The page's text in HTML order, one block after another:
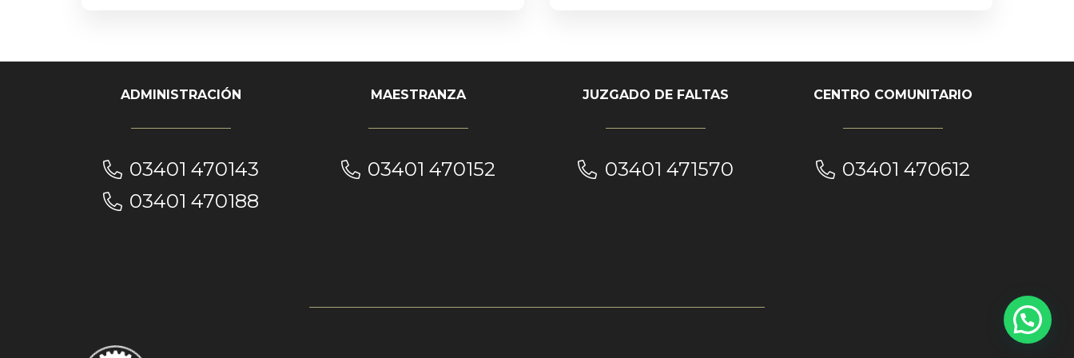
ADMINISTRACIÓN
03401 470143
03401 470188
MAESTRANZA
03401 470152
JUZGADO DE FALTAS
03401 471570
CENTRO COMUNITARIO
03401 470612